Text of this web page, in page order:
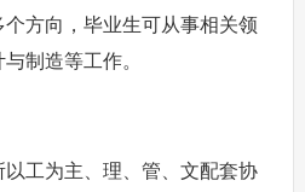
方向，毕业生可从事相关领
制造等工作。
工为主、理、管、文配套协